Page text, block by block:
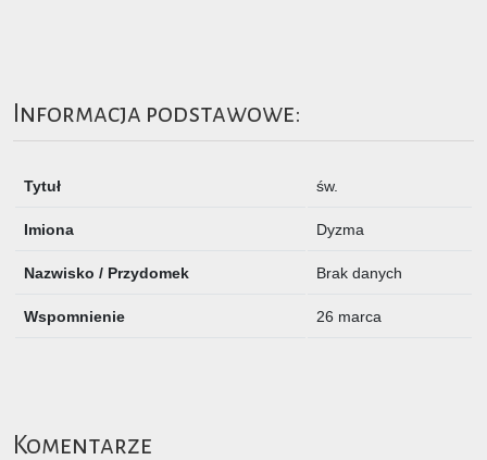
Informacja podstawowe:
Tytuł św.
Imiona Dyzma
Nazwisko / Przydomek Brak danych
Wspomnienie 26 marca
Komentarze